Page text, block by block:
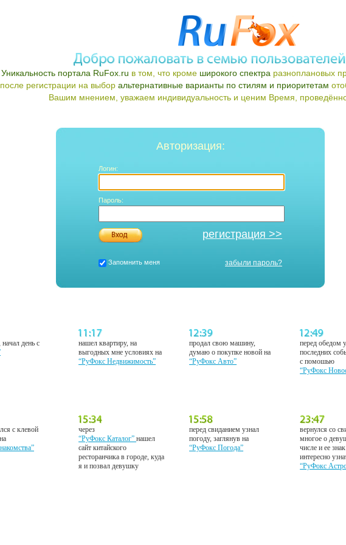
Уникальность портала RuFox.ru в том, что кроме широкого спектра разноплановых
после регистрации на выбор альтернативные варианты по стилям и приоритетам
Вашим мнением, уважаем индивидуальность и ценим Время,
Авторизация:
Логин:
Пароль:
регистрация >>
Запомнить меня забыли пароль?
день с
нашел квартиру, на
выгодных мне условиях на
“РуФокс Недвижимость”
продал свою машину,
думаю о покупке новой на
“РуФокс Авто”
перед обедом
последних
с помошью
“РуФокс
с клевой
через
“РуФокс Каталог”нашел
сайт китайского
ресторанчика в городе, куда
я и позвал девушку
перед свиданием узнал
погоду, заглянув на
“РуФокс Погода”
вернулся со
многое о
числе и ее
интересно
“РуФокс